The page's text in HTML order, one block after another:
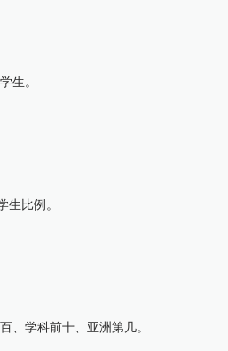
生。
比例。
学科前十、亚洲第几。